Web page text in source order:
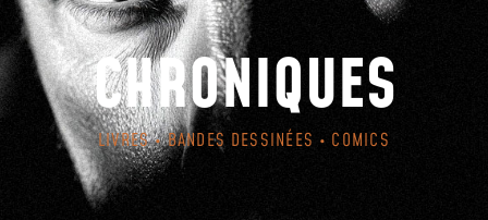
CHRONIQUES
LIVRES • BANDES DESSINÉES • COMICS